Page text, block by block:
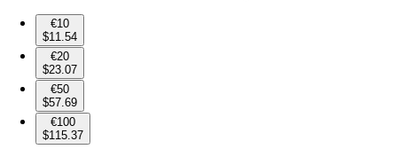
€10
$11.54
€20
$23.07
€50
$57.69
€100
$115.37